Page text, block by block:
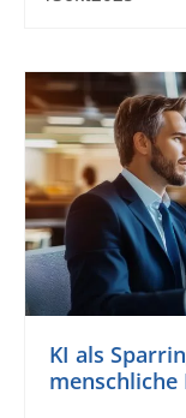
KI als
menschliche